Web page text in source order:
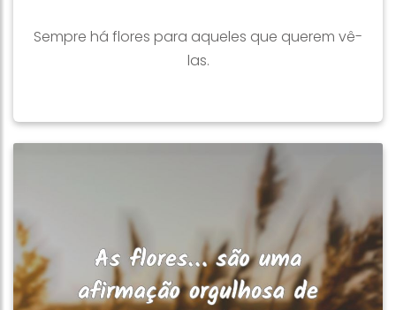
Sempre há flores para aqueles que querem vê-
las.